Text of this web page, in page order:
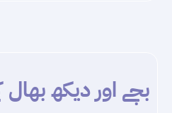
بچے اور دیکھ بھال